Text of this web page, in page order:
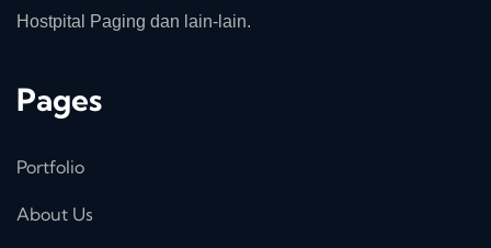
Hostpital Paging dan lain-lain.
Pages
Portfolio
About Us